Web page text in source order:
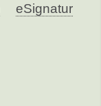
eSignatur